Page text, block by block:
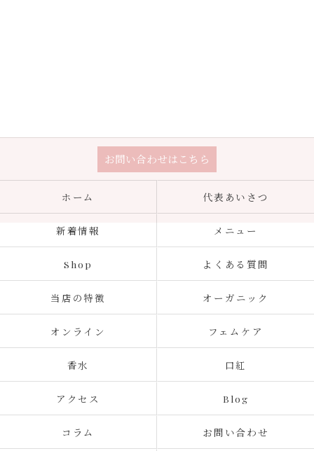
お問い合わせはこちら
ホーム 代表あいさつ
新着情報 メニュー
Shop よくある質問
当店の特徴 オーガニック
オンライン フェムケア
香水 口紅
アクセス Blog
コラム お問い合わせ